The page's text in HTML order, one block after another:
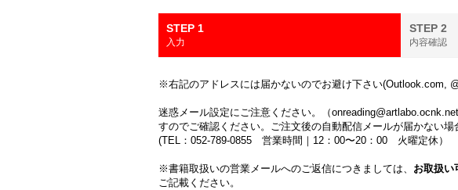
STEP 1
入力
STEP 2
内容確認
※右記のアドレスには届かないのでお避け下さい(Outlook.com,
迷惑メール設定にご注意ください。（
すのでご確認ください。ご注文後の自動配信メールが届かない場
(TEL：052-789-0855 営業時間｜12：00〜20：00 火曜定休）
※書籍取扱いの営業メールへのご返信につきましては、 お取扱い
ご記載ください。